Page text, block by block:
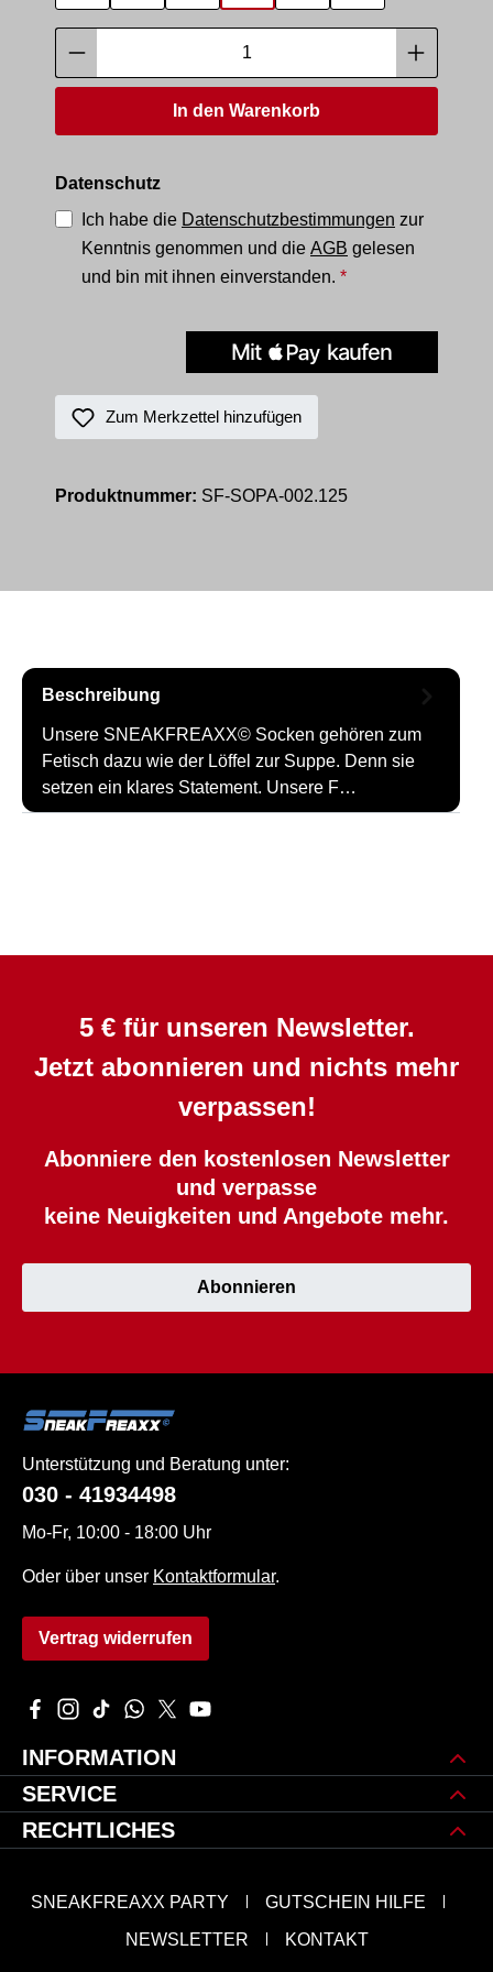
Produkt Anzahl: Gib den gewünschten
In den Warenkorb
Datenschutz
Ich habe die Datenschutzbestimmungen zur
Kenntnis genommen und die AGB gelesen
und bin mit ihnen einverstanden. *
Zum Merkzettel hinzufügen
Produktnummer: SF-SOPA-002.125
Beschreibung
Unsere SNEAKFREAXX© Socken gehören zum
Fetisch dazu wie der Löffel zur Suppe. Denn sie
setzen ein klares Statement. Unsere F…
5 € für unseren Newsletter.
Jetzt abonnieren und nichts mehr
verpassen!
Abonniere den kostenlosen Newsletter
und verpasse
keine Neuigkeiten und Angebote mehr.
Abonnieren
Unterstützung und Beratung unter:
030 - 41934498
Mo-Fr, 10:00 - 18:00 Uhr
Oder über unser Kontaktformular.
Vertrag widerrufen
Besuche uns auf Facebook – öffnet in neuem Tab (externer
Schau auf Instagram vorbei – öffnet in neuem Tab
Sieh dir unsere TikTok-Videos an – öffnet in neuem
Schreib uns auf WhatsApp – öffnet in neuem
Folge uns auf X – öffnet in neuem Tab
Sieh dir unsere Videos auf YouTube
INFORMATION
SERVICE
RECHTLICHES
SNEAKFREAXX PARTY
GUTSCHEIN HILFE
NEWSLETTER
KONTAKT